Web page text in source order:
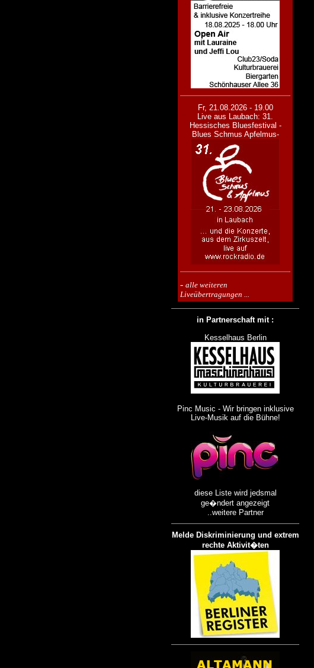
Fr, 21.08.2026 - 19.00
Live aus Laubach: 31.
Hessisches Bluesfestival -
Blues Schmus Apfelmus-
- alle weiteren
Liveübertragungen ...
in Partnerschaft mit :
Kesselhaus Berlin
Pinc Music - Wir bringen inklusive
Live-Musik auf die Bühne!
diese Liste wird jedsmal
ge�ndert angezeigt
..weitere Partner
Melde Diskriminierung und extrem
rechte Aktivit�ten